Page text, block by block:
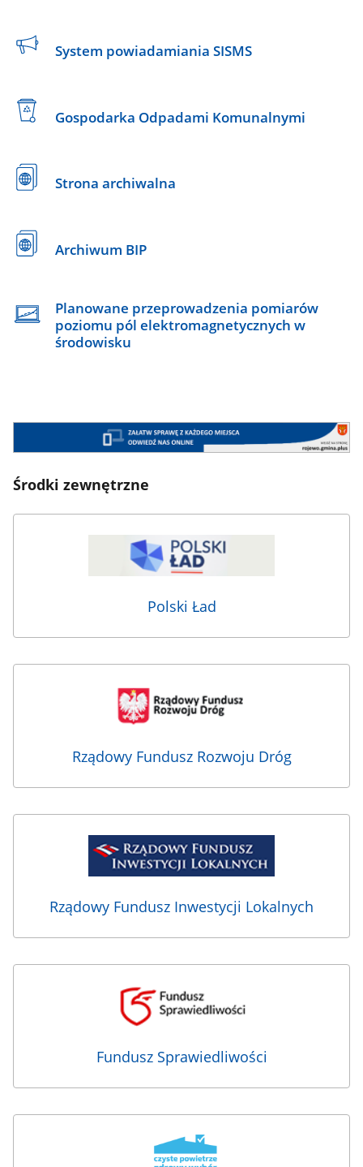
System powiadamiania SISMS
Gospodarka Odpadami Komunalnymi
Strona archiwalna
Archiwum BIP
Planowane przeprowadzenia pomiarów
poziomu pól elektromagnetycznych w
środowisku
Środki zewnętrzne
Polski Ład
Rządowy Fundusz Rozwoju Dróg
Rządowy Fundusz Inwestycji Lokalnych
Fundusz Sprawiedliwości